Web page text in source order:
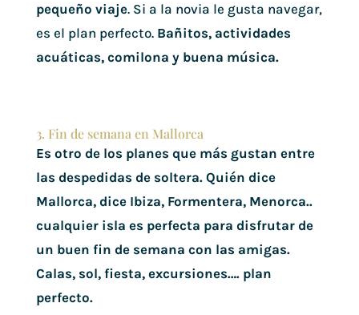
pequeño viaje. Si a la novia le gusta navegar,
es el plan perfecto. Bañitos, actividades
acuáticas, comilona y buena música.
3. Fin de semana en Mallorca
Es otro de los planes que más gustan entre
las despedidas de soltera. Quién dice
Mallorca, dice Ibiza, Formentera, Menorca..
cualquier isla es perfecta para disfrutar de
un buen fin de semana con las amigas.
Calas, sol, fiesta, excursiones…. plan
perfecto.